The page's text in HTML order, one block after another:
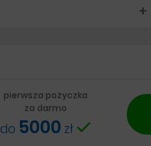
add
pierwsza pożyczka
za darmo
do 5000 zł